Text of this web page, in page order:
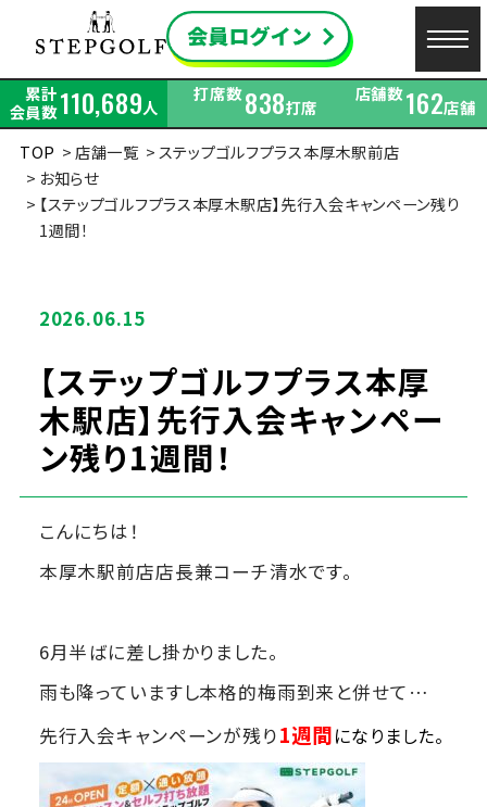
累計
会員数110,689人
打席数838打席
店舗数162店舗
TOP
店舗一覧
ステップゴルフプラス本厚木駅前店
お知らせ
【ステップゴルフプラス本厚木駅店】先行入会キャンペーン残り
1週間！
2026.06.15
【ステップゴルフプラス本厚
木駅店】先行入会キャンペー
ン残り1週間！
こんにちは！
本厚木駅前店店長兼コーチ清水です。
6月半ばに差し掛かりました。
雨も降っていますし本格的梅雨到来と併せて…
先行入会キャンペーンが残り1週間になりました。